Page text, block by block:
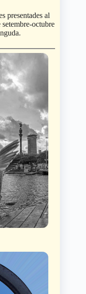
presentades al
setembre-octubre